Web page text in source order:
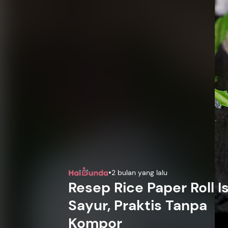
•2 bulan yang lalu
Resep Rice Paper Roll
Sayur, Praktis Tanpa
Kompor